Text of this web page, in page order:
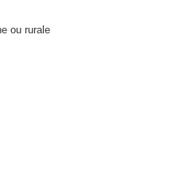
ou rurale